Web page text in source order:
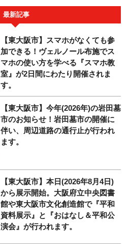
最新記事
【東大阪市】スマホがなくても参
加できる！ヴェルノール布施でス
マホの使い方を学べる『スマホ教
室』が2日間にわたり開催されま
す。
【東大阪市】今年(2026年)の岩田墓
市のお知らせ！岩田墓市の開催に
伴い、周辺道路の通行止が行われ
ます。
【東大阪市】本日(2026年8月4日)
から展示開始。大阪府立中央図書
館や東大阪市文化創造館で『平和
資料展示』と『おはなし＆平和公
演会』が行われます。